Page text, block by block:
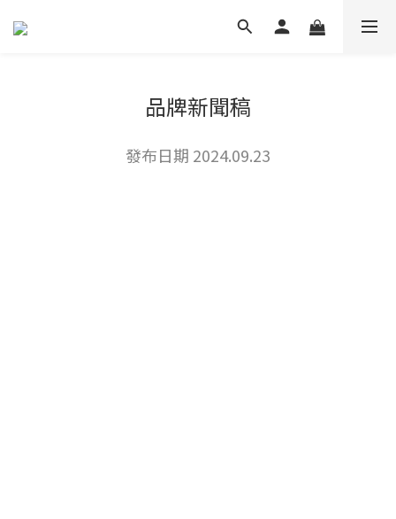
品牌新聞稿
發布日期 2024.09.23